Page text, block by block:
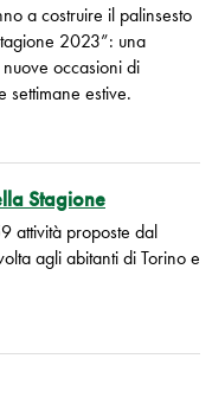
a costruire il palinsesto
2023”: una
occasioni di
settimane estive.
Stagione
attività proposte dal
agli abitanti di Torino e